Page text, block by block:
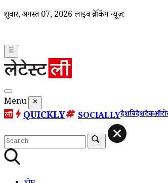
शुक्रवार, अगस्त 07, 2026 लाइव ब्रेकिंग न्यूज़:
☰
Menu ✕
QUICKLY SOCIALLYदेशविदेशटेकऑटो